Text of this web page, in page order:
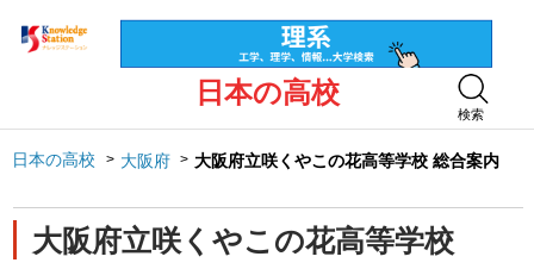
日本の高校
検索
日本の高校 大阪府 大阪府立咲くやこの花高等学校 総合案内
大阪府立咲くやこの花高等学校